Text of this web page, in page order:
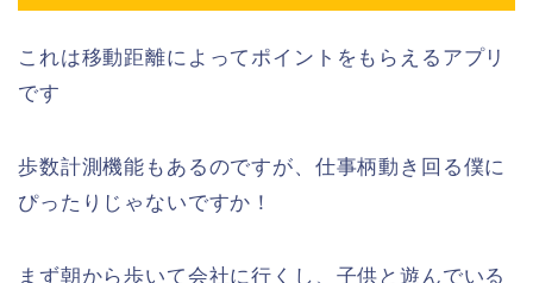
これは移動距離によってポイントをもらえるアプリ
です
歩数計測機能もあるのですが、仕事柄動き回る僕に
ぴったりじゃないですか！
まず朝から歩いて会社に行くし、子供と遊んでいる